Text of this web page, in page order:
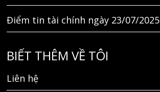
Điểm tin tài chính ngày 23/07/2025
BIẾT THÊM VỀ TÔI
Liên hệ